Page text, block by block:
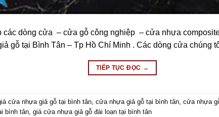
các dòng cửa – cửa gỗ công nghiệp – cửa nhựa
gỗ tại Bình Tân – Tp Hồ Chí Minh . Các dòng cửa chúng
TIẾP TỤC ĐỌC →
cửa nhựa giả gỗ tại bình tân,cửa nhựa giả gỗ tại bình tân,cửa nhựa
bình tân,giá cửa nhựa giả gỗ đài loan tại bình tân